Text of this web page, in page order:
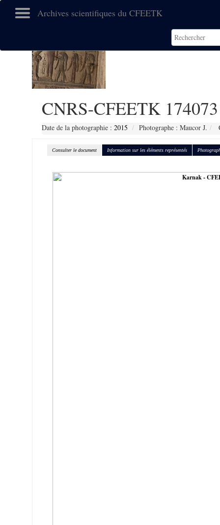
Archives scientifiques du CFEETK
CNRS-CFEETK 174073
Date de la photographie : 2015 Photographe : Maucor J.
Consulter le document Information sur les éléments représentés